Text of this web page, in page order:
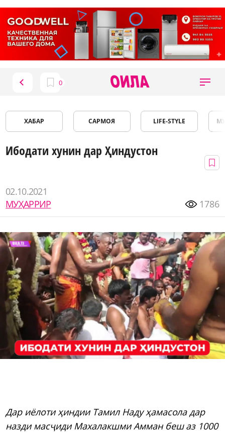
ХАБАР САРМОЯ LIFE-STYLE
Ибодати хунин дар Ҳиндустон
02.10.2021
МУҲАРРИР
1786
Дар иёлоти ҳиндии Тамил Наду ҳамасола дар
назди масҷиди Махалакшми Амман беш аз 1000